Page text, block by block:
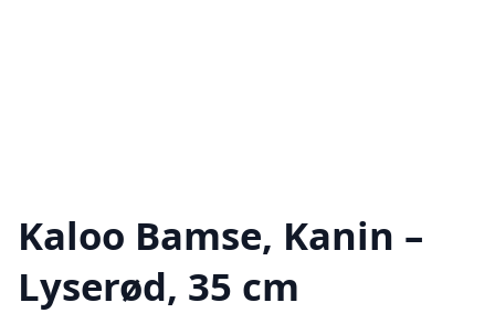
Kaloo Bamse, Kanin –
Lyserød, 35 cm